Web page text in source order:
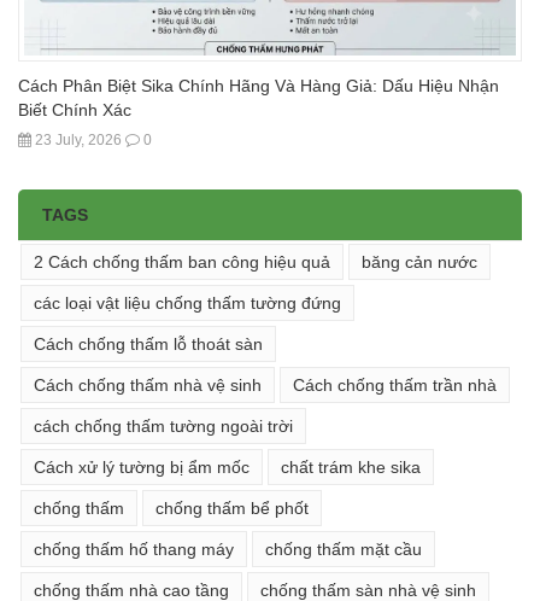
Cách Phân Biệt Sika Chính Hãng Và Hàng Giả: Dấu Hiệu Nhận
Biết Chính Xác
23 July, 2026 0
TAGS
2 Cách chống thấm ban công hiệu quả băng cản nước
các loại vật liệu chống thấm tường đứng
Cách chống thấm lỗ thoát sàn
Cách chống thấm nhà vệ sinh Cách chống thấm trần nhà
cách chống thấm tường ngoài trời
Cách xử lý tường bị ẩm mốc chất trám khe sika
chống thấm chống thấm bể phốt
chống thấm hố thang máy chống thấm mặt cầu
chống thấm nhà cao tầng chống thấm sàn nhà vệ sinh